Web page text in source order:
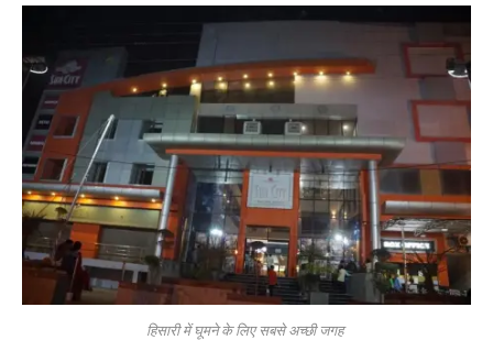
हिसारी में घूमने के लिए सबसे अच्छी जगह